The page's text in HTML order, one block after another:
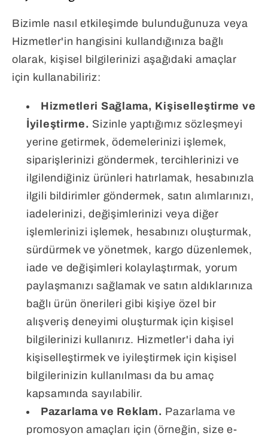
Bizimle nasıl etkileşimde bulunduğunuza veya
Hizmetler'in hangisini kullandığınıza bağlı
olarak, kişisel bilgilerinizi aşağıdaki amaçlar
için kullanabiliriz:
Hizmetleri Sağlama, Kişiselleştirme ve
İyileştirme. Sizinle yaptığımız sözleşmeyi
yerine getirmek, ödemelerinizi işlemek,
siparişlerinizi göndermek, tercihlerinizi ve
ilgilendiğiniz ürünleri hatırlamak, hesabınızla
ilgili bildirimler göndermek, satın alımlarınızı,
iadelerinizi, değişimlerinizi veya diğer
işlemlerinizi işlemek, hesabınızı oluşturmak,
sürdürmek ve yönetmek, kargo düzenlemek,
iade ve değişimleri kolaylaştırmak, yorum
paylaşmanızı sağlamak ve satın aldıklarınıza
bağlı ürün önerileri gibi kişiye özel bir
alışveriş deneyimi oluşturmak için kişisel
bilgilerinizi kullanırız. Hizmetler'i daha iyi
kişiselleştirmek ve iyileştirmek için kişisel
bilgilerinizin kullanılması da bu amaç
kapsamında sayılabilir.
Pazarlama ve Reklam. Pazarlama ve
promosyon amaçları için (örneğin, size e-